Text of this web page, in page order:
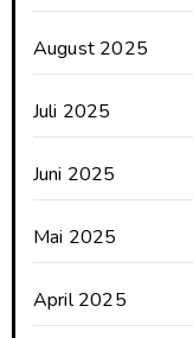
August 2025
Juli 2025
Juni 2025
Mai 2025
April 2025